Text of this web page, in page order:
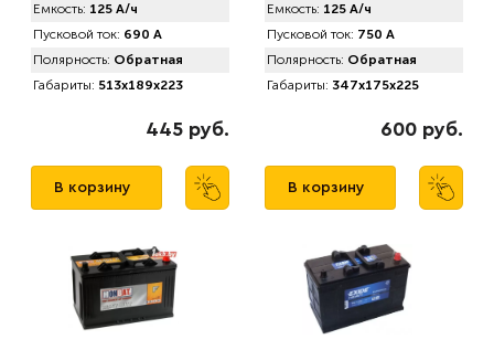
Емкость: 125 А/ч
Пусковой ток: 690 А
Полярность: Обратная
Габариты: 513x189x223
445 руб.
В корзину
Емкость: 125 А/ч
Пусковой ток: 750 А
Полярность: Обратная
Габариты: 347x175x225
600 руб.
В корзину